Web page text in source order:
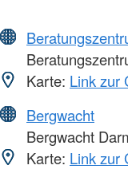
Karte: Link zur
Bergwacht
Bergwacht
Karte: Link zur